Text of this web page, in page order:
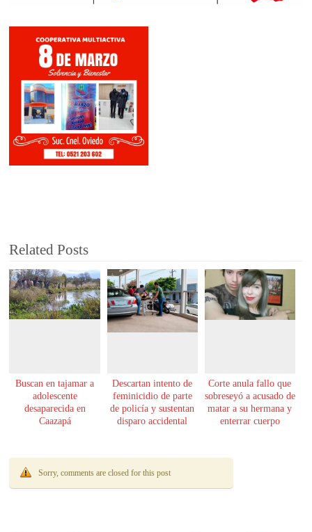
Related Posts
Buscan en tajamar a
adolescente
desaparecida en
Caazapá
Descartan intento de
feminicidio de parte
de policía y sustentan
disparo accidental
Corte anula fallo que
sobreseyó a acusado de
matar a su hermana y
enterrar cuerpo
Sorry, comments are closed for this post